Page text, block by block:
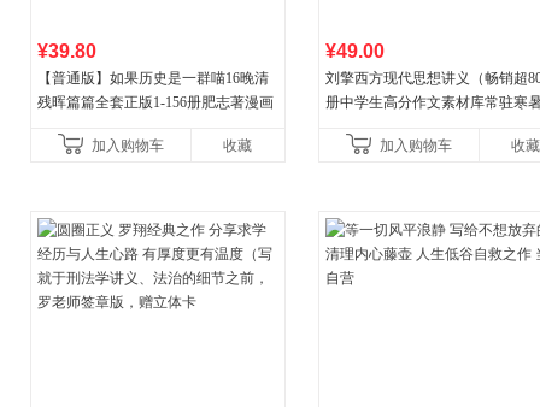
¥39.80
【普通版】如果历史是一群喵16晚清
残晖篇篇全套正版1-156册肥志著漫画
儿童西游喵知识
加入购物车 收藏
¥49.00
刘擎西方现代思想讲义（畅销超
册中学生高分作文素材库常驻寒
讲透西方思想史，哲学知
加入购物车 收藏